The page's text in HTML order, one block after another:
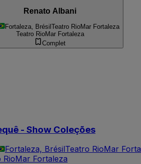
Renato Albani
Fortaleza, Brésil Teatro RioMar Fortaleza
Teatro RioMar Fortaleza
Complet
- Show Coleções
Fortaleza, BrésilTeatro RioMar
RioMar Fortaleza